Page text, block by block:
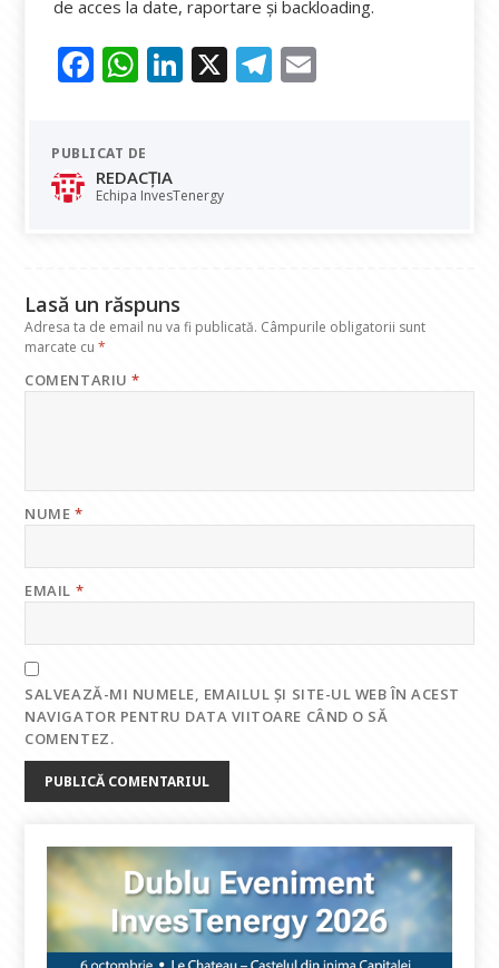
de acces la date, raportare și backloading.
F
e
b
o
W
at
s
A
Li
dI
X T
PUBLICAT DE
REDACȚIA
Echipa InvesTenergy
Lasă un răspuns
Adresa ta de email nu va fi publicată. Câmpurile obligatorii sunt
marcate cu*
COMENTARIU*
NUME*
EMAIL *
SALVEAZĂ-MI NUMELE, EMAILUL ȘI SITE-UL WEB ÎN ACEST
NAVIGATOR PENTRU DATA VIITOARE CÂND O SĂ
COMENTEZ.